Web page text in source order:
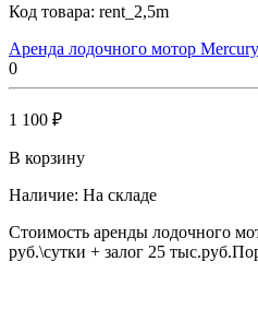
Код товара: rent_2,5m
Аренда лодочного мотор
0
1 100 ₽
В корзину
Наличие: На складе
Стоимость аренды лодочного
руб.\сутки + залог 25